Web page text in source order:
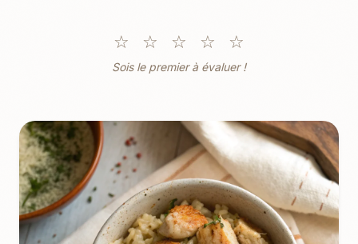
☆ ☆ ☆ ☆ ☆
Sois le premier à évaluer !